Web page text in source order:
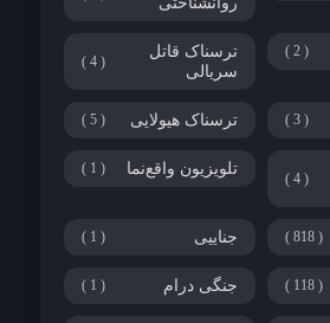
2
ترسناک قاتل
سریالی
4
3 ترسناک هیولایی 5
4
تلویزیون واقع‌نما 1
818 جناییی 1
118 جنگی درام 1